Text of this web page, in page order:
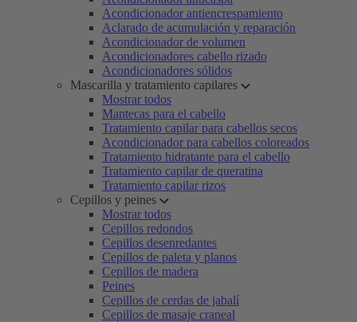
Acondicionador antiencrespamiento
Aclarado de acumulación y reparación
Acondicionador de volumen
Acondicionadores cabello rizado
Acondicionadores sólidos
Mascarilla y tratamiento capilares
Mostrar todos
Mantecas para el cabello
Tratamiento capilar para cabellos secos
Acondicionador para cabellos coloreados
Tratamiento hidratante para el cabello
Tratamiento capilar de queratina
Tratamiento capilar rizos
Cepillos y peines
Mostrar todos
Cepillos redondos
Cepillos desenredantes
Cepillos de paleta y planos
Cepillos de madera
Peines
Cepillos de cerdas de jabalí
Cepillos de masaje craneal